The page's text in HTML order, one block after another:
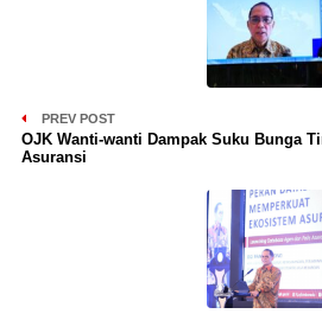
PREV POST
OJK Wanti-wanti Dampak Suku Bunga
Asuransi